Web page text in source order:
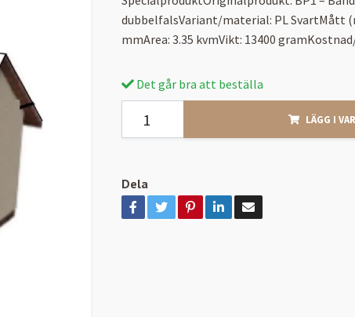
dubbelfalsVariant/material: PL SvartMått
mmArea: 3.35 kvmVikt: 13400
Det går bra att beställa
LÄGG I
Dela